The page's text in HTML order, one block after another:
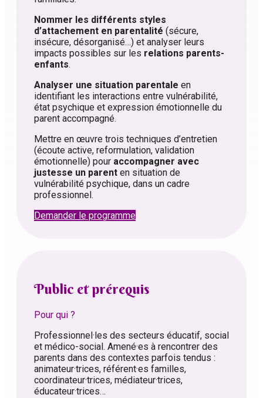
Nommer les différents styles
d’attachement en parentalité (sécure,
insécure, désorganisé…) et analyser leurs
impacts possibles sur les relations parents-
enfants.
Analyser une situation parentale en
identifiant les interactions entre vulnérabilité,
état psychique et expression émotionnelle du
parent accompagné.
Mettre en œuvre trois techniques d’entretien
(écoute active, reformulation, validation
émotionnelle) pour accompagner avec
justesse un parent en situation de
vulnérabilité psychique, dans un cadre
professionnel.
Demander le programme
Public et prérequis
Pour qui ?
Professionnel·les des secteurs éducatif, social
et médico-social. Amené·es à rencontrer des
parents dans des contextes parfois tendus :
animateur·trices, référent·es familles,
coordinateur·trices, médiateur·trices,
éducateur·trices…